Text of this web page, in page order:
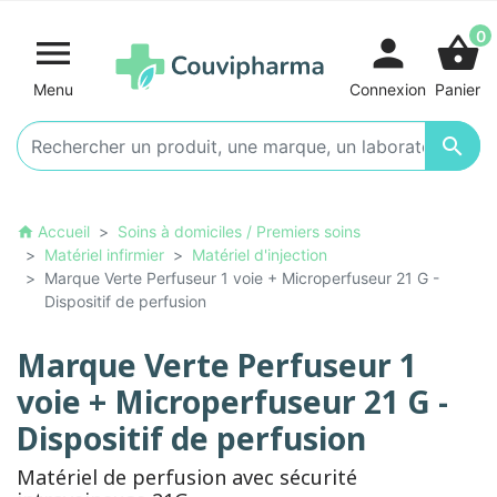

Menu

person
Connexion
shopping_basket0
Panier
home Accueil
Soins à domiciles / Premiers soins
Matériel infirmier
Matériel d'injection
Marque Verte Perfuseur 1 voie + Microperfuseur 21 G -
Dispositif de perfusion
Marque Verte Perfuseur 1
voie + Microperfuseur 21 G -
Dispositif de perfusion
Matériel de perfusion avec sécurité